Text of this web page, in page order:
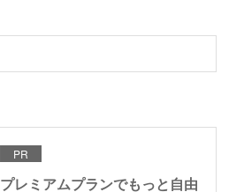
PR
プレミアムプランでもっと自由